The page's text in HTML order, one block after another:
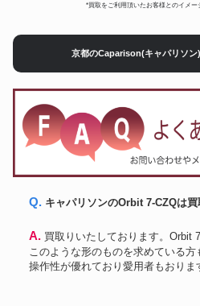
*買取をご利用頂いたお客様とのイメー
京都のCaparison(キャパリソン
Q. キャパリソンのOrbit 7-CZQは
A. 買取りいたしております。Orbit 7-CZQは形が特徴的ですが、
このような形のものを求めている
操作性が優れており愛用者もおりま